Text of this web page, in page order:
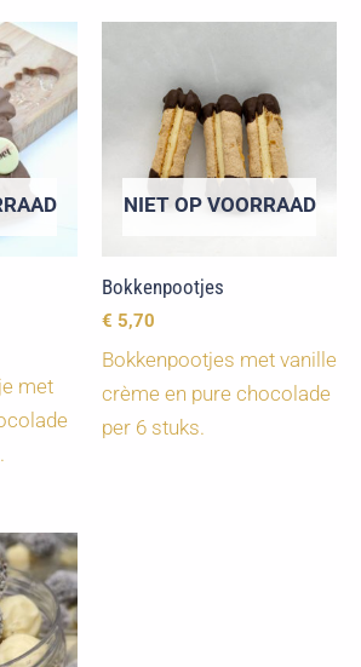
met
NIET OP VOORRAAD
Bokkenpootjes
€ 5,70
Bokkenpootjes met vanille
crème en pure chocolade
per 6 stuks.